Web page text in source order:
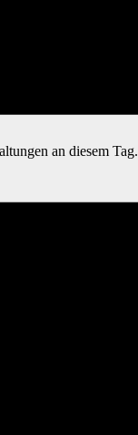
an diesem Tag.